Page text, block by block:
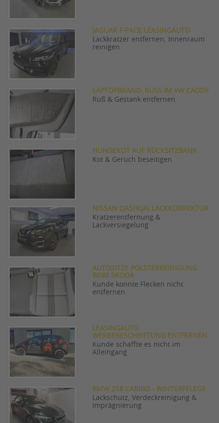
JAGUAR F-PACE LEASINGAUTO
Lackkratzer entfernen, Innenraum
reinigen
LAPTOPBRAND: RUSS IM VW CADDY
Ruß & Gestank entfernen
HUNDEKOT AUF RÜCKSITZBANK
Kot & Geruch beseitigen
NISSAN QASHQAI LACKKORREKTUR
Kratzerentfernung &
Lackversiegelung
AUTOSITZE POLSTERREINIGUNG
BEIM SKODA
Kunde konnte Flecken nicht
entfernen
LEASINGAUTO
WERBEBESCHRIFTUNG ENTFERNEN
Kunde schaffte es nicht im
Alleingang
BMW 218 CABRIO - WINTERPFLEGE
Lackschutz, Verdeckreinigung &
Imprägnierung